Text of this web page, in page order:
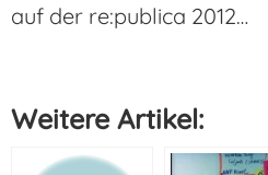
auf der re:publica 2012…
Weitere Artikel: